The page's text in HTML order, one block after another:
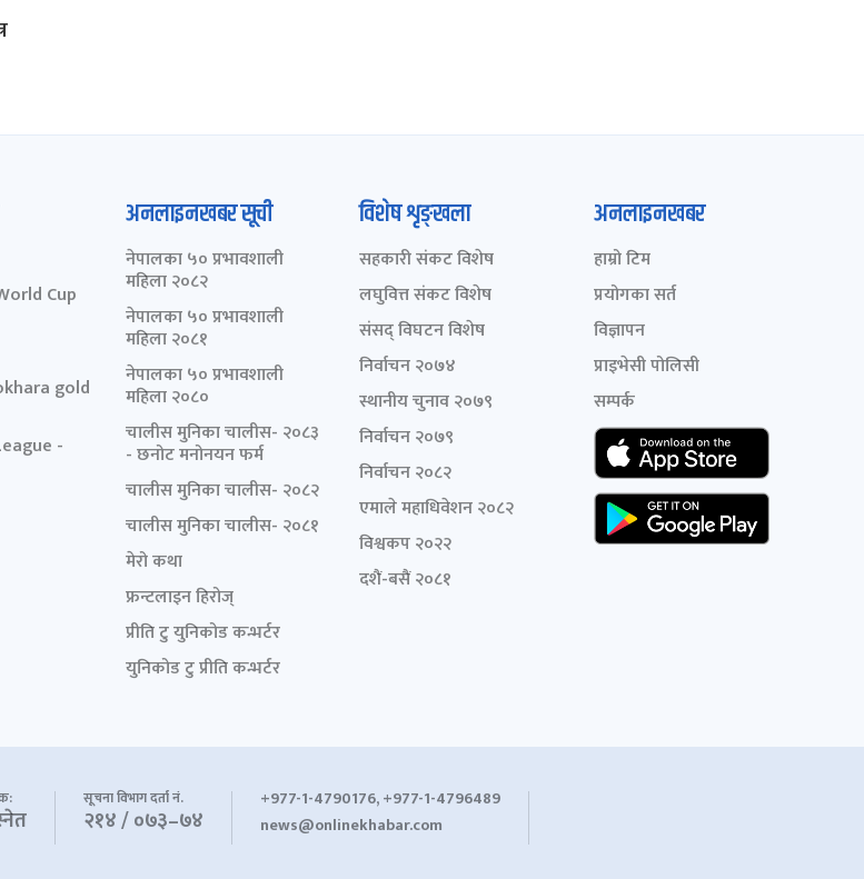
Cup
gold
-
अनलाइनखबर सूची
नेपालका ५० प्रभावशाली
महिला २०८२
नेपालका ५० प्रभावशाली
महिला २०८१
नेपालका ५० प्रभावशाली
महिला २०८०
चालीस मुनिका चालीस- २०८३
- छनोट मनोनयन फर्म
चालीस मुनिका चालीस- २०८२
चालीस मुनिका चालीस- २०८१
मेरो कथा
फ्रन्टलाइन हिरोज्
प्रीति टु युनिकोड कन्भर्टर
युनिकोड टु प्रीति कन्भर्टर
विशेष शृङ्खला
सहकारी संकट विशेष
लघुवित्त संकट विशेष
संसद् विघटन विशेष
निर्वाचन २०७४
स्थानीय चुनाव २०७९
निर्वाचन २०७९
निर्वाचन २०८२
एमाले महाधिवेशन २०८२
विश्वकप २०२२
दशैं-बसैं २०८१
अनलाइनखबर
हाम्रो टिम
प्रयोगका सर्त
विज्ञापन
प्राइभेसी पोलिसी
सम्पर्क
सूचना विभाग दर्ता नं.
२१४ / ०७३–७४
+977-1-4790176, +977-1-4796489
news@onlinekhabar.com